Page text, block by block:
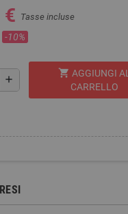
€ Tasse incluse
-10%
add
shopping_cart AGGIUNGI AL
CARRELLO